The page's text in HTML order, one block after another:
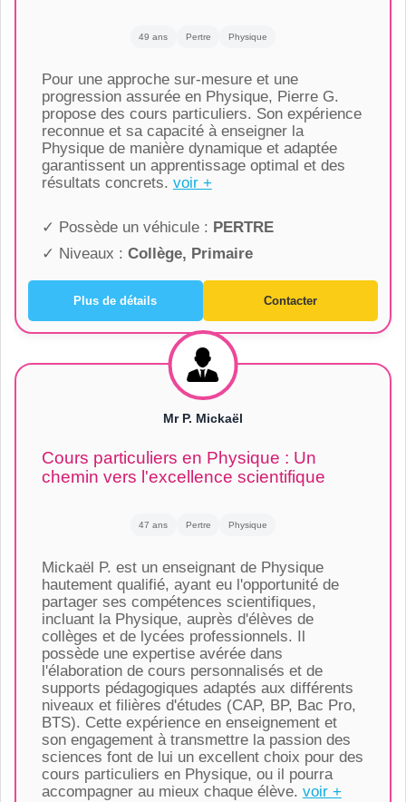
49 ans Pertre Physique
Pour une approche sur-mesure et une
progression assurée en Physique, Pierre G.
propose des cours particuliers. Son expérience
reconnue et sa capacité à enseigner la
Physique de manière dynamique et adaptée
garantissent un apprentissage optimal et des
résultats concrets. voir +
✓ Possède un véhicule : PERTRE
✓ Niveaux : Collège, Primaire
Plus de détails Contacter
Mr P. Mickaël
Cours particuliers en Physique : Un
chemin vers l'excellence scientifique
47 ans Pertre Physique
Mickaël P. est un enseignant de Physique
hautement qualifié, ayant eu l'opportunité de
partager ses compétences scientifiques,
incluant la Physique, auprès d'élèves de
collèges et de lycées professionnels. Il
possède une expertise avérée dans
l'élaboration de cours personnalisés et de
supports pédagogiques adaptés aux différents
niveaux et filières d'études (CAP, BP, Bac Pro,
BTS). Cette expérience en enseignement et
son engagement à transmettre la passion des
sciences font de lui un excellent choix pour des
cours particuliers en Physique, ou il pourra
accompagner au mieux chaque élève. voir +